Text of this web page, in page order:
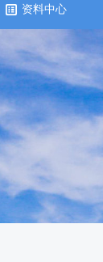
资料中心